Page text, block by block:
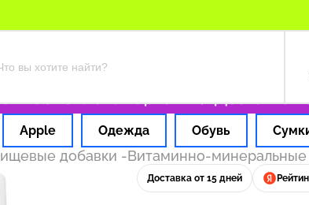
Оплата картой РФ Доставка из
Apple Одежда Обувь
добавки -Витаминно-минеральные
Доставка от 15 дней